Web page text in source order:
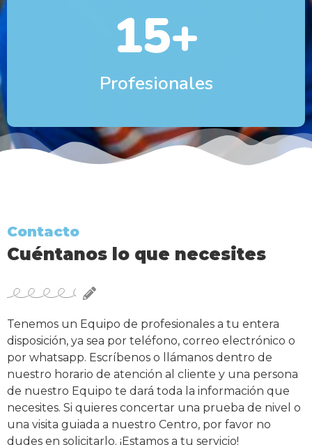
Profesionales
15+
Contacto
Cuéntanos lo que necesites
Tenemos un Equipo de profesionales a tu entera
disposición, ya sea por teléfono, correo electrónico o
por whatsapp. Escríbenos o llámanos dentro de
nuestro horario de atención al cliente y una persona
de nuestro Equipo te dará toda la información que
necesites. Si quieres concertar una prueba de nivel o
una visita guiada a nuestro Centro, por favor no
dudes en solicitarlo. ¡Estamos a tu servicio!